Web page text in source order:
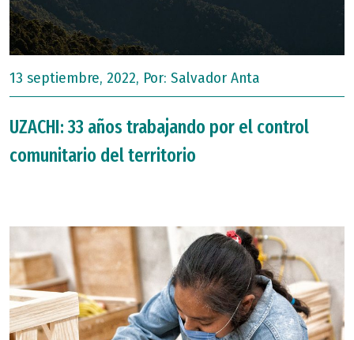
13 septiembre, 2022, Por: Salvador Anta
UZACHI: 33 años trabajando por el control
comunitario del territorio